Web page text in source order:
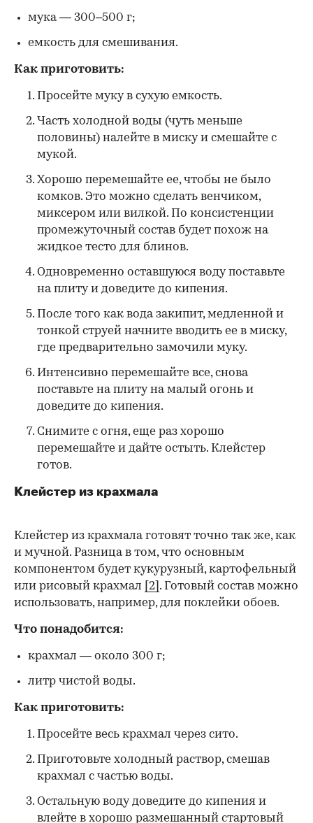
мука — 300–500 г;
емкость для смешивания.
Как приготовить:
Просейте муку в сухую емкость.
Часть холодной воды (чуть меньше
половины) налейте в миску и смешайте с
мукой.
Хорошо перемешайте ее, чтобы не было
комков. Это можно сделать венчиком,
миксером или вилкой. По консистенции
промежуточный состав будет похож на
жидкое тесто для блинов.
Одновременно оставшуюся воду поставьте
на плиту и доведите до кипения.
После того как вода закипит, медленной и
тонкой струей начните вводить ее в миску,
где предварительно замочили муку.
Интенсивно перемешайте все, снова
поставьте на плиту на малый огонь и
доведите до кипения.
Снимите с огня, еще раз хорошо
перемешайте и дайте остыть. Клейстер
готов.
Клейстер из крахмала
Клейстер из крахмала готовят точно так же, как
и мучной. Разница в том, что основным
компонентом будет кукурузный, картофельный
или рисовый крахмал
[2] . Готовый состав можно
использовать, например, для поклейки обоев.
Что понадобится:
крахмал — около 300 г;
литр чистой воды.
Как приготовить:
Просейте весь крахмал через сито.
Приготовьте холодный раствор, смешав
крахмал с частью воды.
Остальную воду доведите до кипения и
влейте в хорошо размешанный стартовый